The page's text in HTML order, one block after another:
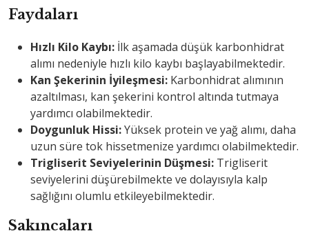
Faydaları
Hızlı Kilo Kaybı: İlk aşamada düşük karbonhidrat
alımı nedeniyle hızlı kilo kaybı başlayabilmektedir.
Kan Şekerinin İyileşmesi: Karbonhidrat alımının
azaltılması, kan şekerini kontrol altında tutmaya
yardımcı olabilmektedir.
Doygunluk Hissi:Yüksek protein ve yağ alımı, daha
uzun süre tok hissetmenize yardımcı olabilmektedir.
Trigliserit Seviyelerinin Düşmesi: Trigliserit
seviyelerini düşürebilmekte ve dolayısıyla kalp
sağlığını olumlu etkileyebilmektedir.
Sakıncaları